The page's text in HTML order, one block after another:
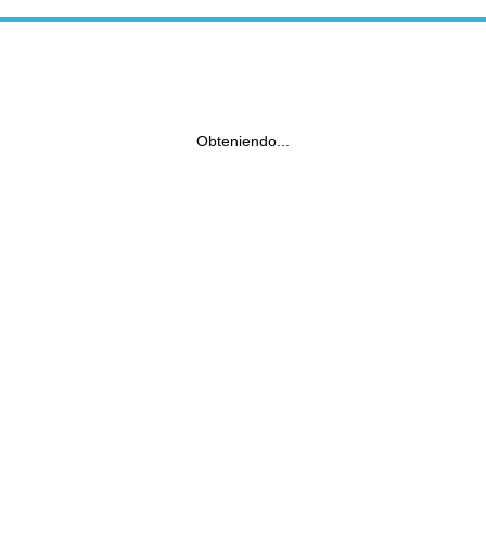
Obteniendo...